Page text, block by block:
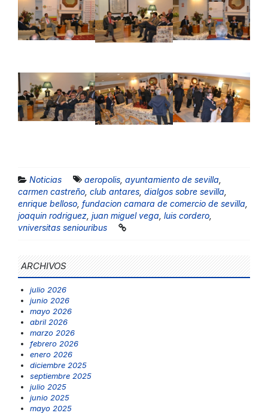
Noticias aeropolis ayuntamiento de sevilla
carmen castreño club antares dialgos sobre sevilla
enrique belloso fundacion camara de comercio de sevilla
joaquin rodriguez juan miguel vega luis cordero
vniversitas seniouribus
ARCHIVOS
julio 2026
junio 2026
mayo 2026
abril 2026
marzo 2026
febrero 2026
enero 2026
diciembre 2025
septiembre 2025
julio 2025
junio 2025
mayo 2025